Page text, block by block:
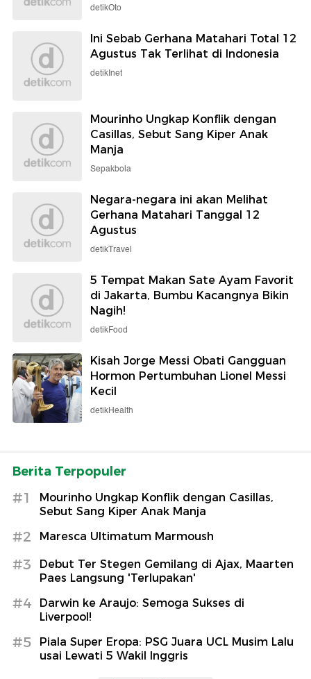
detikOto
Ini Sebab Gerhana Matahari Total 12
Agustus Tak Terlihat di Indonesia
detikInet
Mourinho Ungkap Konflik dengan
Casillas, Sebut Sang Kiper Anak
Manja
Sepakbola
Negara-negara ini akan Melihat
Gerhana Matahari Tanggal 12
Agustus
detikTravel
5 Tempat Makan Sate Ayam Favorit
di Jakarta, Bumbu Kacangnya Bikin
Nagih!
detikFood
Kisah Jorge Messi Obati Gangguan
Hormon Pertumbuhan Lionel Messi
Kecil
detikHealth
Berita Terpopuler
#1
Mourinho Ungkap Konflik dengan Casillas,
Sebut Sang Kiper Anak Manja
#2 Maresca Ultimatum Marmoush
#3
Debut Ter Stegen Gemilang di Ajax, Maarten
Paes Langsung 'Terlupakan'
#4
Darwin ke Araujo: Semoga Sukses di
Liverpool!
#5
Piala Super Eropa: PSG Juara UCL Musim Lalu
usai Lewati 5 Wakil Inggris